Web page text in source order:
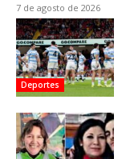
7 de agosto de 2026
Deportes